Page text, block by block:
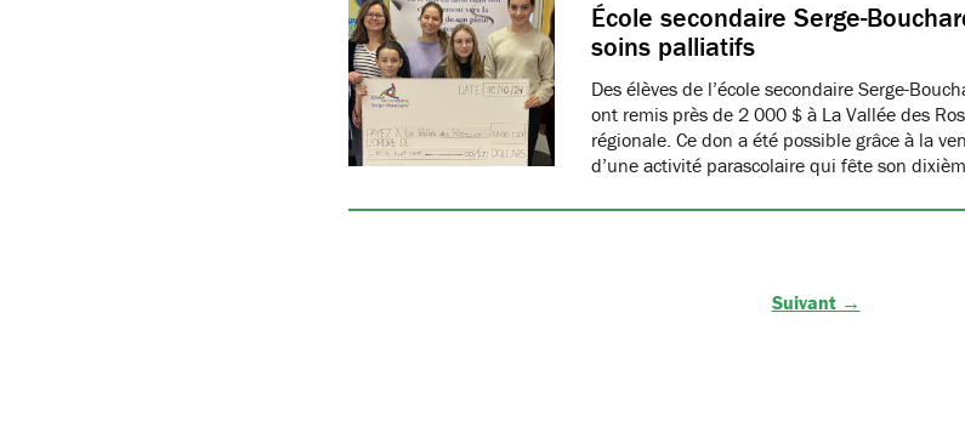
École secondaire Serge-
soins palliatifs
Des élèves de l’école secondaire Serge-
ont remis près de 2 000 $ à La Vallée des
régionale. Ce don a été possible grâce à la
d’une activité parascolaire qui fête son
Suivant →